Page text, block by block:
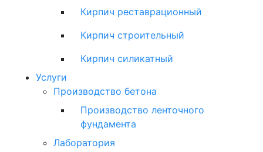
Кирпич реставрационный
Кирпич строительный
Кирпич силикатный
Услуги
Производство бетона
Производство ленточного
фундамента
Лаборатория